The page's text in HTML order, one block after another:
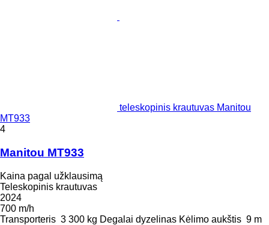
teleskopinis krautuvas Manitou
MT933
4
Manitou MT933
Kaina pagal užklausimą
Teleskopinis krautuvas
2024
700 m/h
Transporteris 3 300 kg Degalai dyzelinas Kėlimo aukštis 9 m